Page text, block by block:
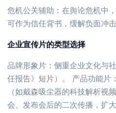
危机公关辅助：在舆论危机中
可作为信任背书，缓解负面冲击
企业宣传片的类型选择
品牌形象片：侧重企业文化与
任报告》短片）。 产品功能片
（如戴森吸尘器的科技解析视
会、发布会后的二次传播，扩大